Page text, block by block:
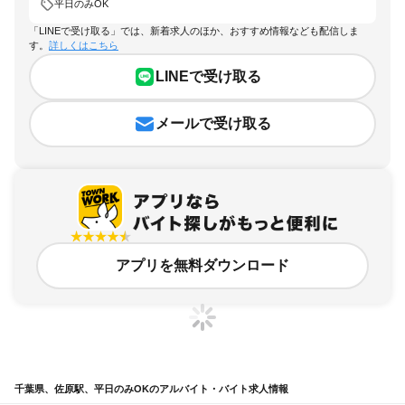
平日のみOK
「LINEで受け取る」では、新着求人のほか、おすすめ情報なども配信しま
す。 詳しくはこちら
LINEで受け取る
メールで受け取る
アプリを無料ダウンロード
千葉県、佐原駅、平日のみOKのアルバイト・バイト求人情報